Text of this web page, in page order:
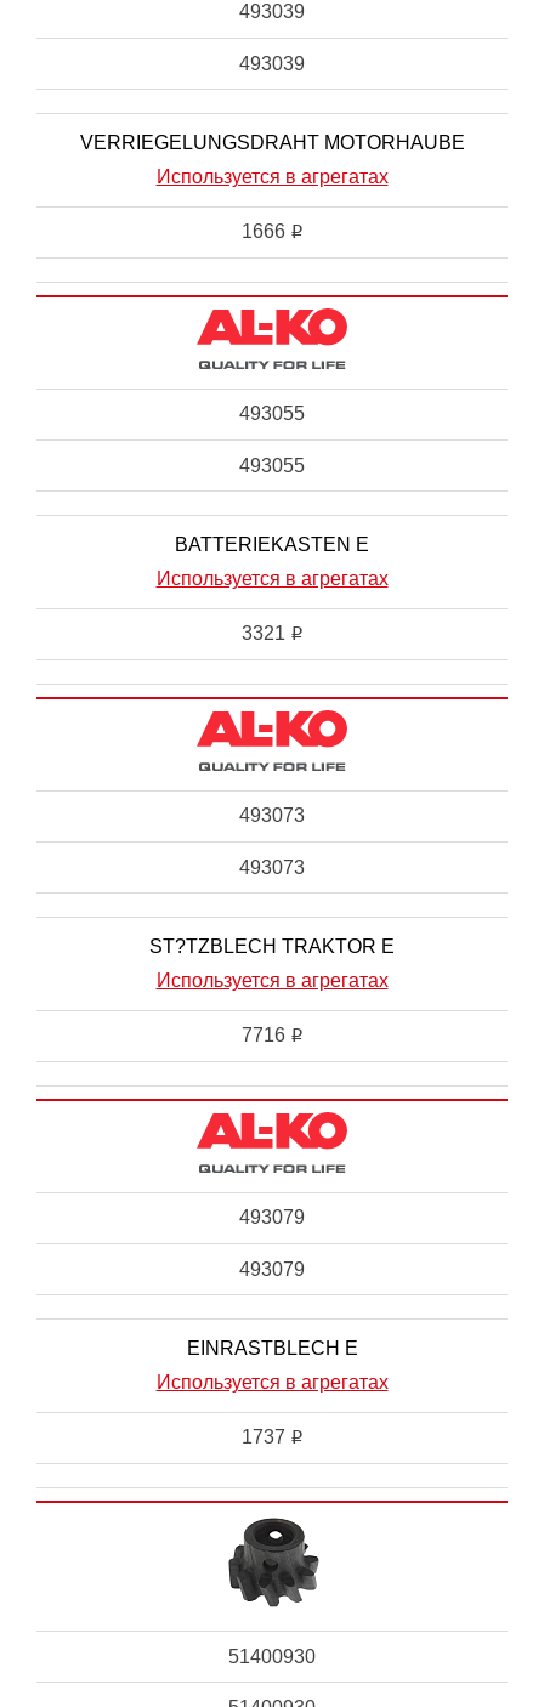
493039
493039
VERRIEGELUNGSDRAHT MOTORHAUBE
Используется в агрегатах
1666 i
493055
493055
BATTERIEKASTEN E
Используется в агрегатах
3321 i
493073
493073
ST?TZBLECH TRAKTOR E
Используется в агрегатах
7716 i
493079
493079
EINRASTBLECH E
Используется в агрегатах
1737 i
51400930